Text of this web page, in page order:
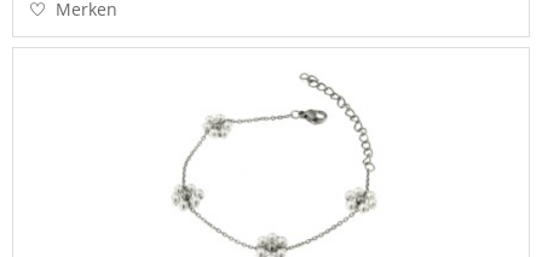
Merken